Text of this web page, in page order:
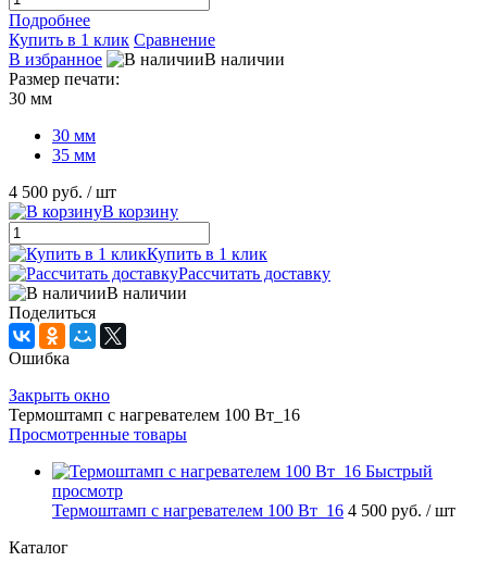
Подробнее
Купить в 1 клик Сравнение
В избранное
В наличии
Размер печати:
30 мм
30 мм
35 мм
4 500 руб. / шт
В корзину
Купить в 1 клик
Рассчитать доставку
В наличии
Поделиться
Ошибка
Закрыть окно
Термоштамп с нагревателем 100 Вт_16
Просмотренные товары
Быстрый
просмотр
Термоштамп с нагревателем 100 Вт_16 4 500 руб. / шт
Каталог